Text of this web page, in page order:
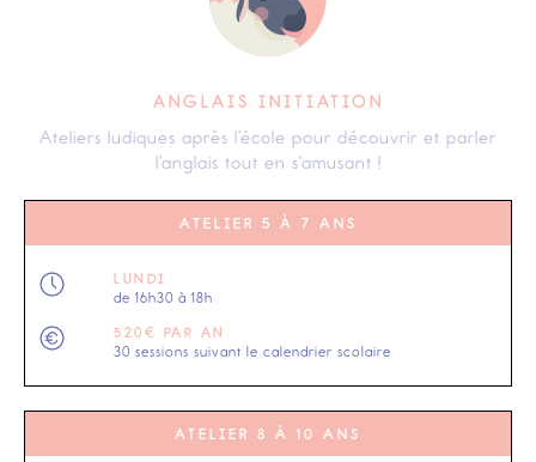
ANGLAIS INITIATION
Ateliers ludiques après l’école pour découvrir et parler
l'anglais tout en s'amusant !
ATELIER 5 À 7 ANS
LUNDI
de 16h30 à 18h
520€ PAR AN
30 sessions suivant le calendrier scolaire
ATELIER 8 À 10 ANS